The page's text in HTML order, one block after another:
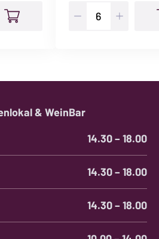
Derthona
& WeinBar
14.30 – 18.00
14.30 – 18.00
14.30 – 18.00